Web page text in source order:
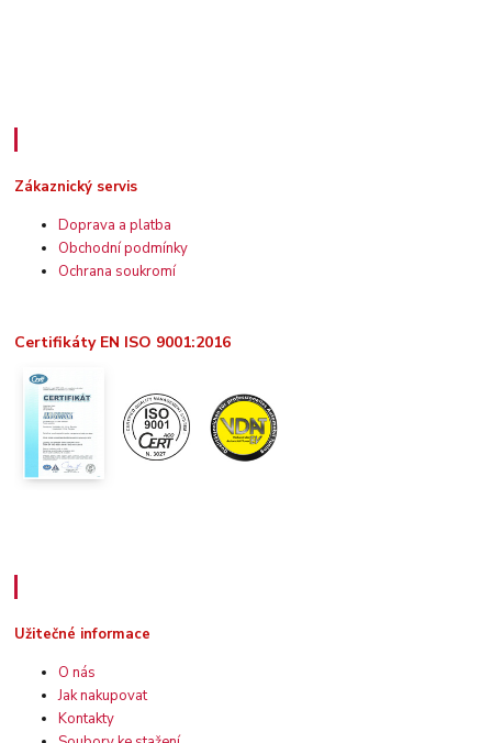
Zákaznický servis
Doprava a platba
Obchodní podmínky
Ochrana soukromí
Certifikáty EN ISO 9001:2016
Užitečné informace
O nás
Jak nakupovat
Kontakty